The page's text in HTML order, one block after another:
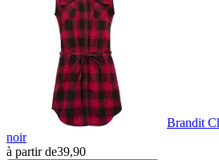
Brandit
noir
à partir de39,90